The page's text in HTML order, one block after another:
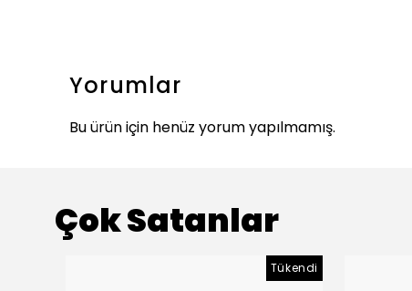
Yorumlar
Bu ürün için henüz yorum yapılmamış.
Çok Satanlar
Tükendi